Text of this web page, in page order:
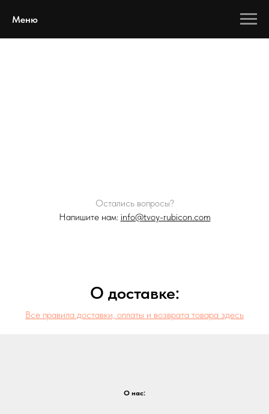
Меню
Остались вопросы?
Напишите нам: info@tvoy-rubicon.com
О доставке:
Все правила доставки, оплаты и возврата товара здесь
О нас: